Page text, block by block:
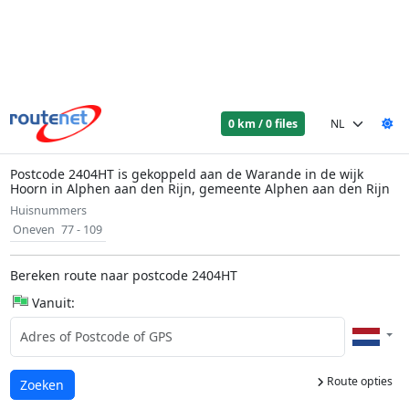
0 km / 0 files
Postcode 2404HT is gekoppeld aan de Warande in de wijk
Hoorn in Alphen aan den Rijn, gemeente Alphen aan den Rijn
Huisnummers
Oneven 77 - 109
Bereken route naar postcode 2404HT
Vanuit:
Route opties
Laden...
Zoeken